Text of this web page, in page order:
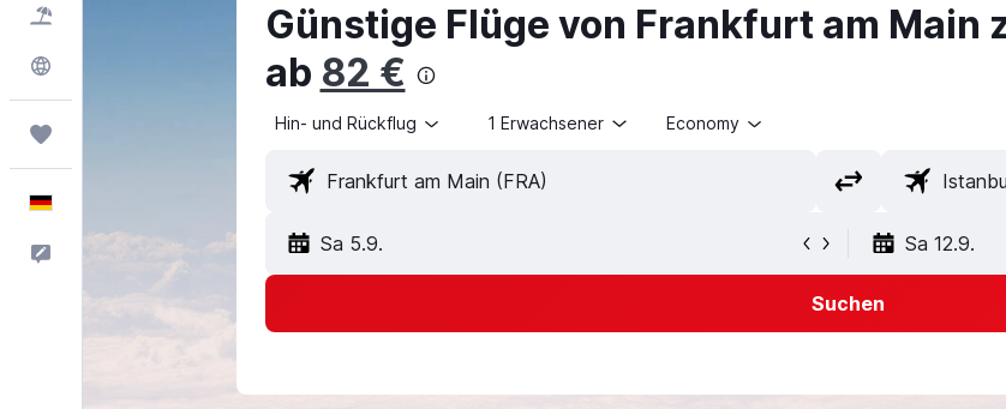
Günstige Flüge von Frankfurt am Main
ab 82 €
Hin- und Rückflug 1 Erwachsener Economy
Sa 5.9. Sa 12.9.
Suchen